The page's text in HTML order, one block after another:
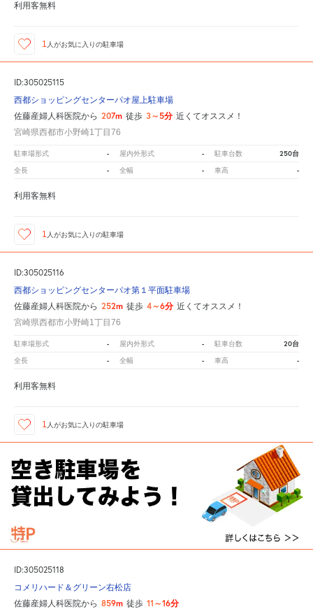
利用客無料
1 人がお気に入りの駐車場
ID:305025115
西都ショッピングセンターパオ屋上駐車場
佐藤産婦人科医院から 207m 徒歩 3～5分 近くてオススメ！
宮崎県西都市小野崎1丁目76
駐車場形式 - 屋内外形式 - 駐車台数 250台
全長 - 全幅 - 車高 -
利用客無料
1 人がお気に入りの駐車場
ID:305025116
西都ショッピングセンターパオ第１平面駐車場
佐藤産婦人科医院から 252m 徒歩 4～6分 近くてオススメ！
宮崎県西都市小野崎1丁目76
駐車場形式 - 屋内外形式 - 駐車台数 20台
全長 - 全幅 - 車高 -
利用客無料
1 人がお気に入りの駐車場
ID:305025118
コメリハード＆グリーン右松店
佐藤産婦人科医院から 859m 徒歩 11～16分